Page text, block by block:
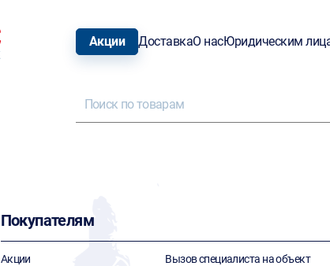
Акции ДоставкаО насЮридическим
Покупателям
Акции
Вызов специалиста на объект